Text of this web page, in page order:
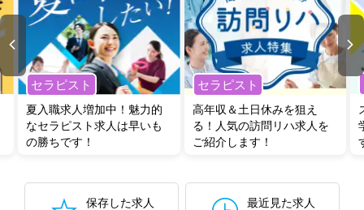
セラピスト
夏入職求人増加中！魅力的
なセラピスト求人は早いも
の勝ちです！
セラピスト
高年収＆土日休みを狙え
る！人気の訪問リハ求人を
ご紹介します！
保存した求人
最近見た求人